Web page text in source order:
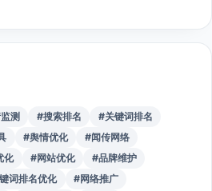
测 #搜索排名
#关键词排名
#舆情优化
#闻传网络
化 #网站优化
#品牌维护
词排名优化
#网络推广